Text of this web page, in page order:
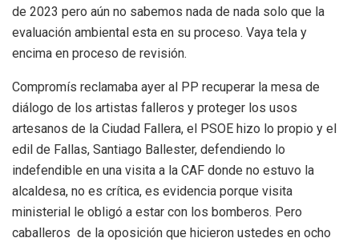
de 2023 pero aún no sabemos nada de nada solo que la
evaluación ambiental esta en su proceso. Vaya tela y
encima en proceso de revisión.
Compromís reclamaba ayer al PP recuperar la mesa de
diálogo de los artistas falleros y proteger los usos
artesanos de la Ciudad Fallera, el PSOE hizo lo propio y el
edil de Fallas, Santiago Ballester, defendiendo lo
indefendible en una visita a la CAF donde no estuvo la
alcaldesa, no es crítica, es evidencia porque visita
ministerial le obligó a estar con los bomberos. Pero
caballeros de la oposición que hicieron ustedes en ocho